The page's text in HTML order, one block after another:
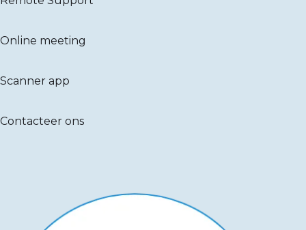
Online meeting
Scanner app
Contacteer ons